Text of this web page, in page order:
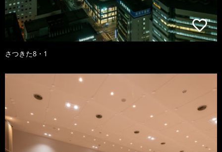
さつきた8・1